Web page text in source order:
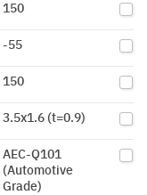
150
-55
150
3.5x1.6 (t=0.9)
AEC-Q101
(Automotive
Grade)